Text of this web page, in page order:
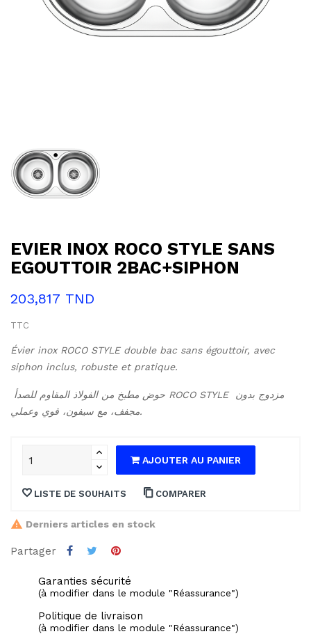
EVIER INOX ROCO STYLE SANS
EGOUTTOIR 2BAC+SIPHON
203,817 TND
TTC
Évier inox ROCO STYLE double bac sans égouttoir, avec
siphon inclus, robuste et pratique.
حوض مطبخ من الفولاذ المقاوم للصدأ ROCO STYLE مزدوج بدون
مجفف، مع سيفون، قوي وعملي.
AJOUTER AU PANIER
LISTE DE SOUHAITS COMPARER
Derniers articles en stock
Partager
Garanties sécurité
(à modifier dans le module "Réassurance")
Politique de livraison
(à modifier dans le module "Réassurance")